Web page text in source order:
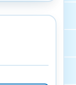
の基本情